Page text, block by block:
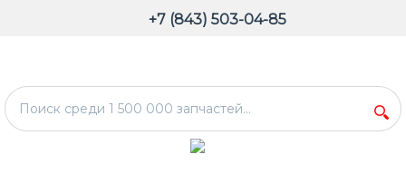
+7 (843) 503-04-85